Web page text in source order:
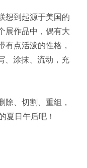
想到起源于美国的
展作品中，偶有大
点活泼的性格，
、涂抹、流动，充
、切割、重组，
夏日午后吧！